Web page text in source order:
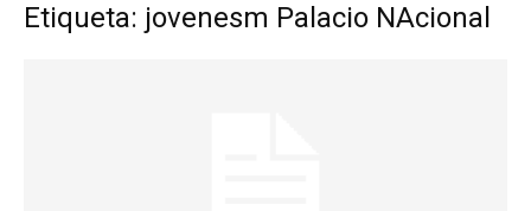
Etiqueta: jovenesm Palacio NAcional